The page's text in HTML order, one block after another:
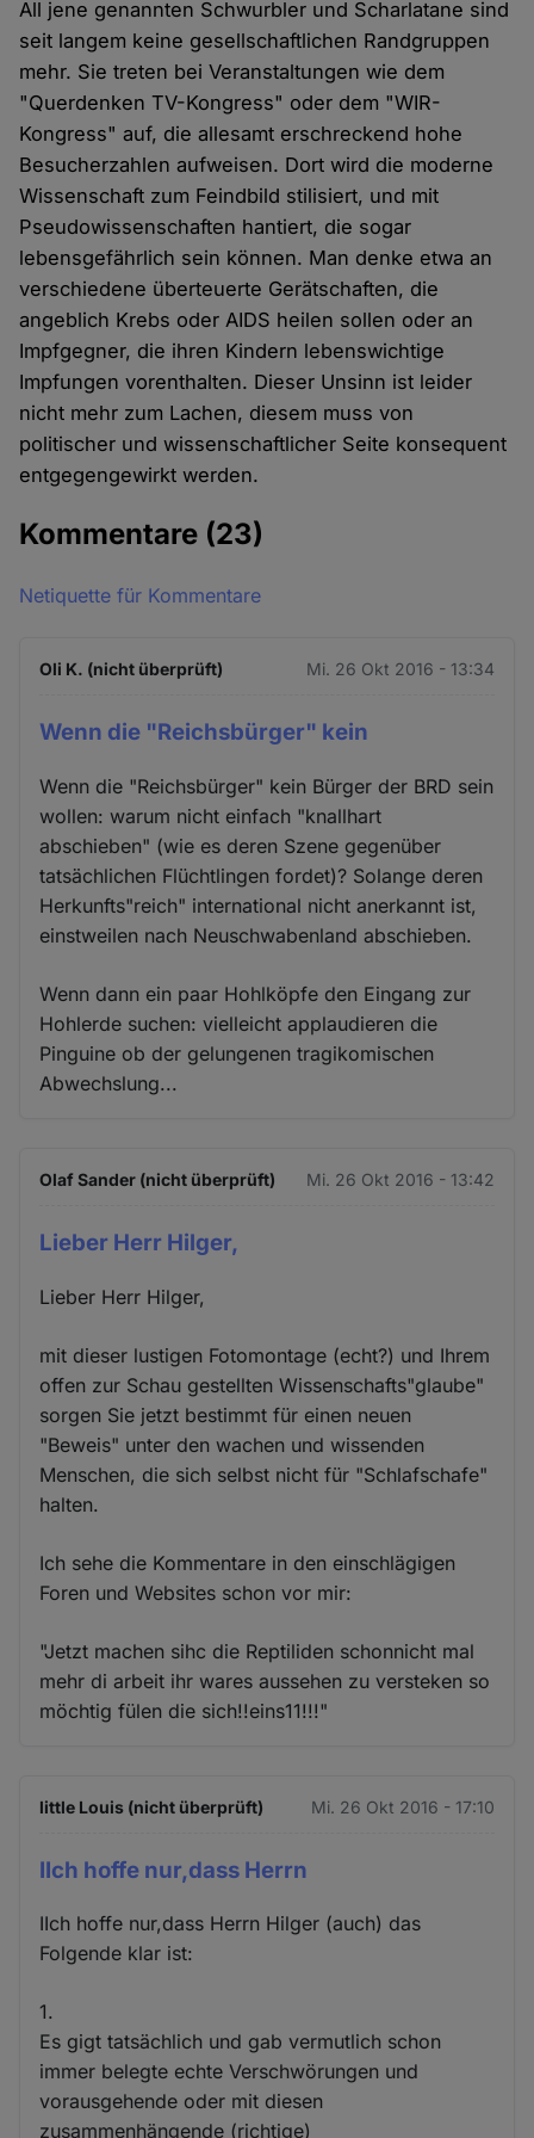
All jene genannten Schwurbler und Scharlatane sind
seit langem keine gesellschaftlichen Randgruppen
mehr. Sie treten bei Veranstaltungen wie dem
"Querdenken TV-Kongress" oder dem "WIR-
Kongress" auf, die allesamt erschreckend hohe
Besucherzahlen aufweisen. Dort wird die moderne
Wissenschaft zum Feindbild stilisiert, und mit
Pseudowissenschaften hantiert, die sogar
lebensgefährlich sein können. Man denke etwa an
verschiedene überteuerte Gerätschaften, die
angeblich Krebs oder AIDS heilen sollen oder an
Impfgegner, die ihren Kindern lebenswichtige
Impfungen vorenthalten. Dieser Unsinn ist leider
nicht mehr zum Lachen, diesem muss von
politischer und wissenschaftlicher Seite konsequent
entgegengewirkt werden.
Kommentare (23)
Netiquette für Kommentare
Oli K. (nicht überprüft) Mi. 26 Okt 2016 - 13:34
Wenn die "Reichsbürger" kein
Wenn die "Reichsbürger" kein Bürger der BRD sein
wollen: warum nicht einfach "knallhart
abschieben" (wie es deren Szene gegenüber
tatsächlichen Flüchtlingen fordet)? Solange deren
Herkunfts"reich" international nicht anerkannt ist,
einstweilen nach Neuschwabenland abschieben.
Wenn dann ein paar Hohlköpfe den Eingang zur
Hohlerde suchen: vielleicht applaudieren die
Pinguine ob der gelungenen tragikomischen
Abwechslung...
Olaf Sander (nicht überprüft) Mi. 26 Okt 2016 - 13:42
Lieber Herr Hilger,
Lieber Herr Hilger,
mit dieser lustigen Fotomontage (echt?) und Ihrem
offen zur Schau gestellten Wissenschafts"glaube"
sorgen Sie jetzt bestimmt für einen neuen
"Beweis" unter den wachen und wissenden
Menschen, die sich selbst nicht für "Schlafschafe"
halten.
Ich sehe die Kommentare in den einschlägigen
Foren und Websites schon vor mir:
"Jetzt machen sihc die Reptiliden schonnicht mal
mehr di arbeit ihr wares aussehen zu versteken so
möchtig fülen die sich!!eins11!!!"
little Louis (nicht überprüft) Mi. 26 Okt 2016 - 17:10
IIch hoffe nur,dass Herrn
IIch hoffe nur,dass Herrn Hilger (auch) das
Folgende klar ist:
1.
Es gigt tatsächlich und gab vermutlich schon
immer belegte echte Verschwörungen und
vorausgehende oder mit diesen
zusammenhängende (richtige)